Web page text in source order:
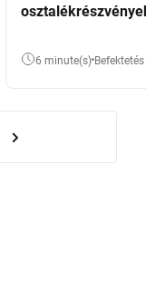
6 minute(s) Befektetés